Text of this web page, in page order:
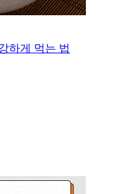
하게 먹는 법